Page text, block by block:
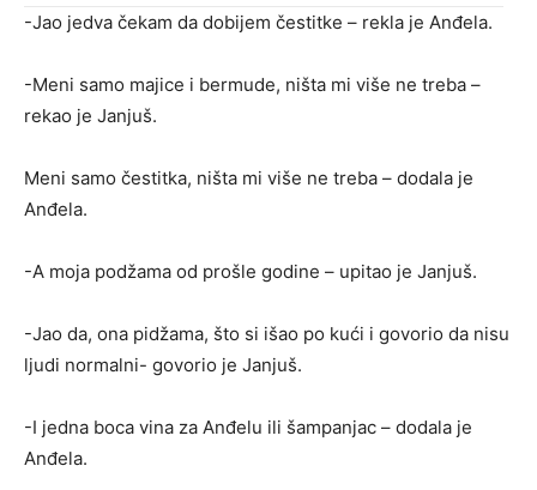
-Jao jedva čekam da dobijem čestitke – rekla je Anđela.
-Meni samo majice i bermude, ništa mi više ne treba –
rekao je Janjuš.
Meni samo čestitka, ništa mi više ne treba – dodala je
Anđela.
-A moja podžama od prošle godine – upitao je Janjuš.
-Jao da, ona pidžama, što si išao po kući i govorio da nisu
ljudi normalni- govorio je Janjuš.
-I jedna boca vina za Anđelu ili šampanjac – dodala je
Anđela.